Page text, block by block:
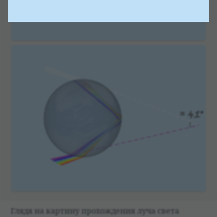
Глядя на кар­тину про­хож­де­ния луча света